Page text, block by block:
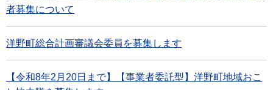
者募集について
洋野町総合計画審議会委員を募集します
【令和8年2月20日まで】【事業者委託型】洋野町地域おこ